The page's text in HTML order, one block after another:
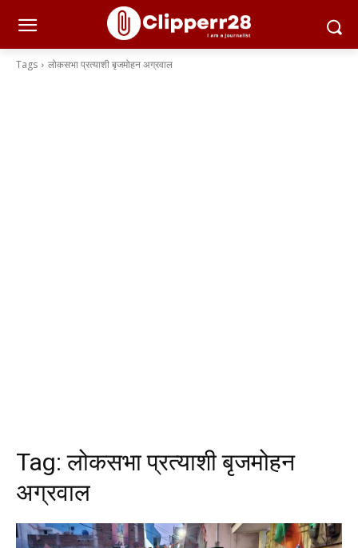
Tags लोकसभा प्रत्याशी बृजमोहन अग्रवाल
Tag:लोकसभा प्रत्याशी बृजमोहन
अग्रवाल